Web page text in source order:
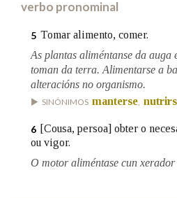
verbo pronominal
5 Tomar alimento, comer.
As plantas aliméntanse da auga
toman da terra. Alimentarse a
alteracións no organismo.
SINÓNIMOS manterse,
6
[Cousa, persoa] obter o
ou vigor.
O motor aliméntase cun xerador